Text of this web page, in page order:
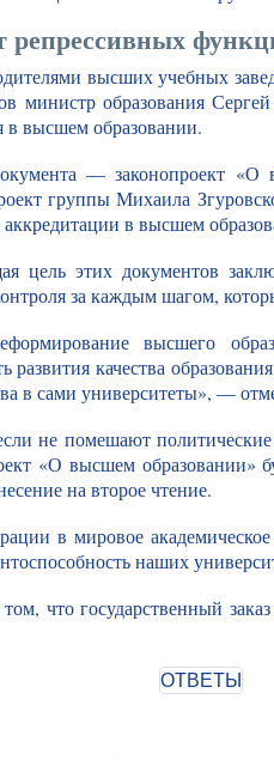
высших учебных
министр образования
в высшем образовании.
— законопроект «О
группы Михаила
в высшем
цель этих документов
за каждым шагом,
высшего
развития качества
в сами университеты», —
не помешают политические
«О высшем образовании»
на второе чтение.
в мировое
наших
что государственный